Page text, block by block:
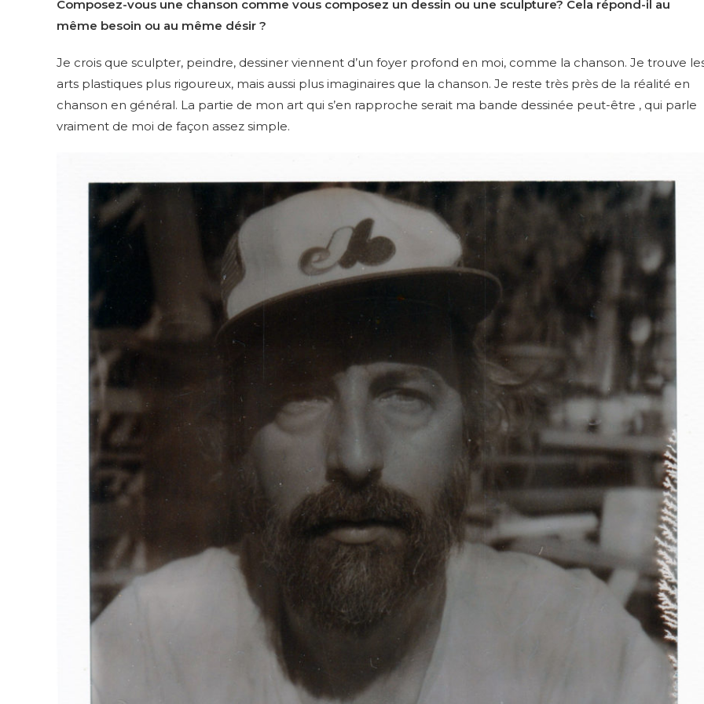
Composez-vous une chanson comme vous composez un dessin ou une sculpture? Cela répond-il au
même besoin ou au même désir ?
Je crois que sculpter, peindre, dessiner viennent d’un foyer profond en moi, comme la chanson. Je trouve
arts plastiques plus rigoureux, mais aussi plus imaginaires que la chanson. Je reste très près de la réalité en
chanson en général. La partie de mon art qui s’en rapproche serait ma bande dessinée peut-être , qui parle
vraiment de moi de façon assez simple.